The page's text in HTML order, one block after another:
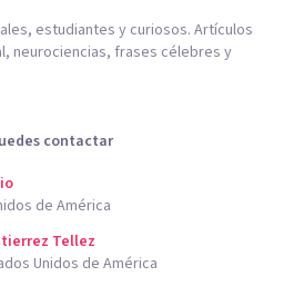
estudiantes y curiosos. Artículos
neurociencias, frases célebres y
contactar
de América
Tellez
Unidos de América